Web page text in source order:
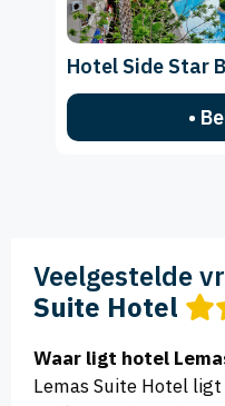
Hotel Side Star
•
Veelgestelde
Suite Hotel
Waar ligt hotel
Lemas Suite Hotel